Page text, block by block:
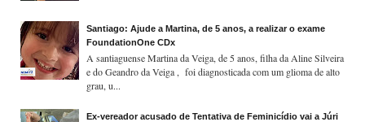
Santiago: Ajude a Martina, de 5 anos, a realizar o exame
FoundationOne CDx
A santiaguense Martina da Veiga, de 5 anos, filha da Aline Silveira
e do Geandro da Veiga , foi diagnosticada com um glioma de alto
grau, u...
Ex-vereador acusado de Tentativa de Feminicídio vai a Júri